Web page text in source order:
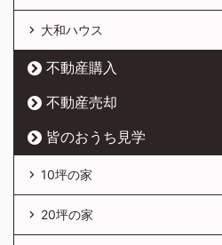
大和ハウス
不動産購入
不動産売却
皆のおうち見学
10坪の家
20坪の家